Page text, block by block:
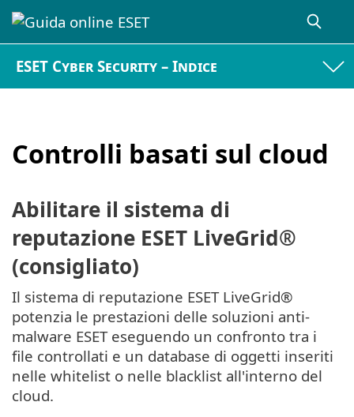
ESET Cyber Security – Indice
Controlli basati sul cloud
Abilitare il sistema di
reputazione ESET LiveGrid®
(consigliato)
Il sistema di reputazione ESET LiveGrid®
potenzia le prestazioni delle soluzioni anti-
malware ESET eseguendo un confronto tra i
file controllati e un database di oggetti inseriti
nelle whitelist o nelle blacklist all'interno del
cloud.